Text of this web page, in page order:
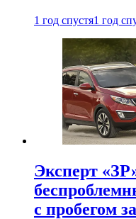
1 год спустя1 год
Эксперт
с пробегом